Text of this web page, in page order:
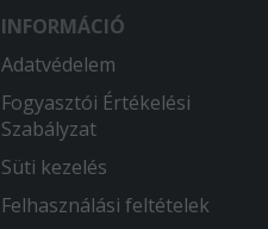
INFORMÁCIÓ
Adatvédelem
Fogyasztói Értékelési
Szabályzat
Süti kezelés
Felhasználási feltételek